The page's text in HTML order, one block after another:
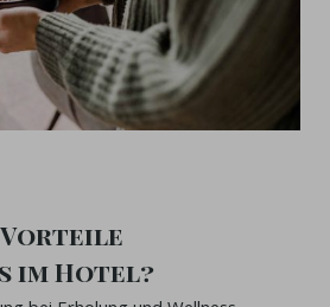
Vorteile
im Hotel?